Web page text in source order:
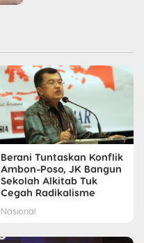
Berani Tuntaskan Konflik
Ambon-Poso, JK Bangun
Sekolah Alkitab Tuk
Cegah Radikalisme
Nasional